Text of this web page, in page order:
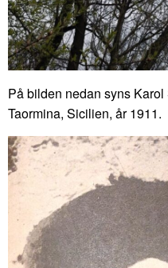
På bilden nedan syns
Taormina, Sicilien, år 1911.